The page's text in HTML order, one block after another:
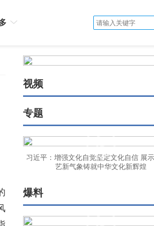
视频
专题
习近平：增强文化自觉坚定文化自信 展
艺新气象铸就中华文化新辉煌
爆料